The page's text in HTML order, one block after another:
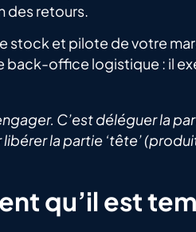
retours.
stock et pilote de votre
back-office logistique : il
C’est déléguer la
la partie ‘tête’
qu’il est